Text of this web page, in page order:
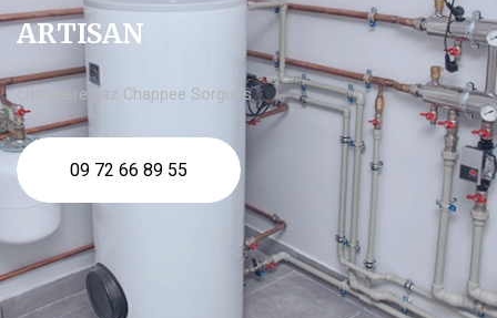
ARTISAN
chaudière gaz Chappee Sorgues
09 72 66 89 55